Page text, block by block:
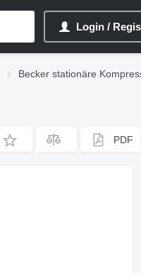
Login /
Becker stationäre
PDF